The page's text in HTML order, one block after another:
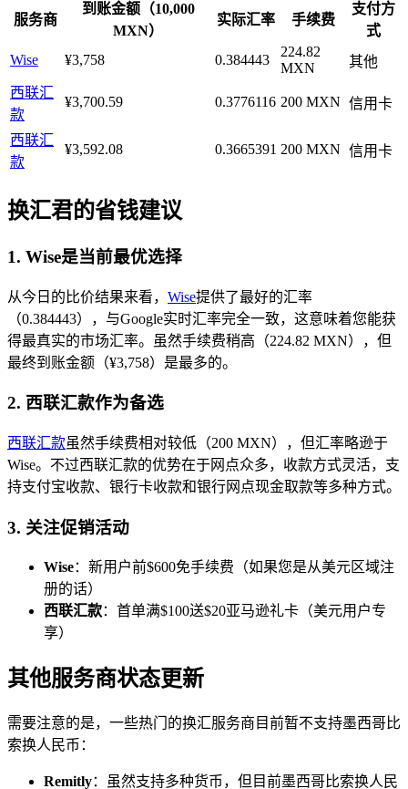
服务商
到账金额（10,000
MXN）
实际汇率 手续费
支付方
式
Wise
¥3,758 0.384443
224.82
MXN
其他
西联汇
款
¥3,700.59 0.3776116 200 MXN 信用卡
西联汇
款
¥3,592.08 0.3665391 200 MXN 信用卡
换汇君的省钱建议
1. Wise是当前最优选择
从今日的比价结果来看， Wise提供了最好的汇率
（0.384443），与Google实时汇率完全一致，这意味着您能获
得最真实的市场汇率。虽然手续费稍高（224.82 MXN），但
最终到账金额（¥3,758）是最多的。
2. 西联汇款作为备选
西联汇款虽然手续费相对较低（200 MXN），但汇率略逊于
Wise。不过西联汇款的优势在于网点众多，收款方式灵活，支
持支付宝收款、银行卡收款和银行网点现金取款等多种方式。
3. 关注促销活动
Wise：新用户前$600免手续费（如果您是从美元区域注
册的话）
西联汇款：首单满$100送$20亚马逊礼卡（美元用户专
享）
其他服务商状态更新
需要注意的是，一些热门的换汇服务商目前暂不支持墨西哥比
索换人民币：
Remitly：虽然支持多种货币，但目前墨西哥比索换人民